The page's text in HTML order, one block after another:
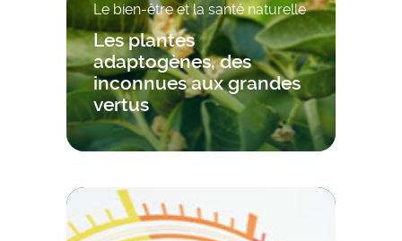
Le bien-être et la santé naturelle
Les plantes
adaptogènes, des
inconnues aux grandes
vertus